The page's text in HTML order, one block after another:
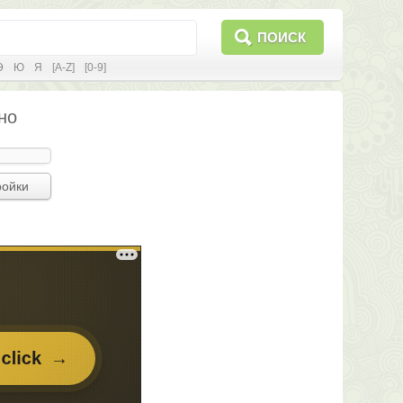
ПОИСК
Ю Я [A-Z] [0-9]